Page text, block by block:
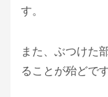
す。
また、ぶつけた
ることが殆どです